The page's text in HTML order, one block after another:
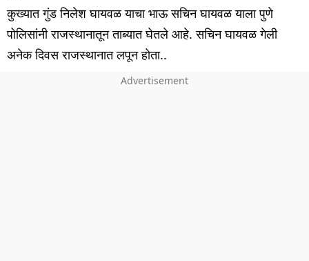
कुख्यात गुंड निलेश घायवळ याचा भाऊ सचिन घायवळ याला पुणे
पोलिसांनी राजस्थानातून ताब्यात घेतले आहे. सचिन घायवळ गेली
अनेक दिवस राजस्थानात लपून होता..